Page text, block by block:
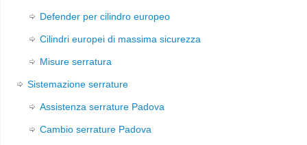
Defender per cilindro europeo
Cilindri europei di massima sicurezza
Misure serratura
Sistemazione serrature
Assistenza serrature Padova
Cambio serrature Padova